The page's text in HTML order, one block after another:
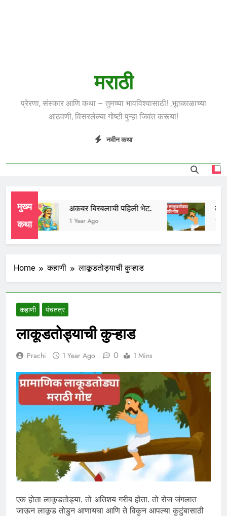
मराठी
प्रेरणा, संस्कार आणि कथा – तुमच्या भावविश्वासाठी! ,भूतकाळाच्या
आठवणी, विसरलेल्या गोष्टी पुन्हा जिवंत करूया!
नवीन कथा
मुख्य
कथा
अकबर बिरबलाची पहिली भेट.
1 Year Ago 1 Year
Home कहाणी लाकूडतोड्याची कुऱ्हाड
कहाणी पंचतंत्र
लाकूडतोड्याची कुऱ्हाड
Prachi 1 Year Ago 0 1 Mins
एक होता लाकूडतोड्या. तो अतिशय गरीब होता. तो रोज जंगलात
जाऊन लाकूड तोडुन आणायचा आणि ते विकुन आपल्या कुटुंबासाठी